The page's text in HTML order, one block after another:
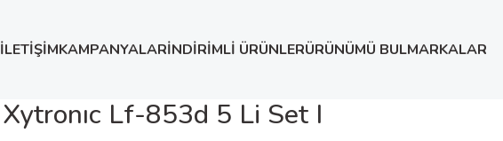
İLETİŞİMKAMPANYALARİNDİRİMLİ ÜRÜNLERÜRÜNÜMÜ BULMARKALAR
Xytronıc Lf-853d 5 Li Set I